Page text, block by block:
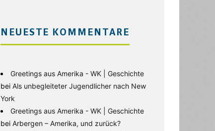
NEUESTE KOMMENTARE
Greetings aus Amerika - WK | Geschichte
bei Als unbegleiteter Jugendlicher nach New
York
Greetings aus Amerika - WK | Geschichte
bei Arbergen – Amerika, und zurück?